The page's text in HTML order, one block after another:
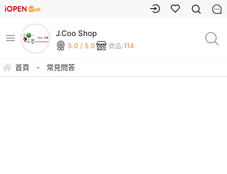
J.Coo Shop
5.0 / 5.0 商品:114
首頁 - 常見問答